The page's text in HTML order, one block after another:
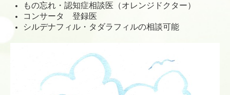
もの忘れ・認知症相談医（オレンジドクター）
コンサータ 登録医
シルデナフィル・タダラフィルの相談可能